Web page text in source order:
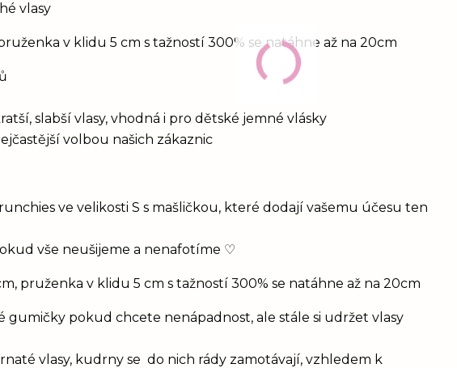
vlasy
v klidu 5 cm s tažností 300% se natáhne až na 20cm
slabší vlasy, vhodná i pro dětské jemné vlásky
volbou našich zákaznic
ve velikosti S s mašličkou, které dodají vašemu účesu ten
vše neušijeme a nenafotíme ♡
pruženka v klidu 5 cm s tažností 300% se natáhne až na 20cm
gumičky pokud chcete nenápadnost, ale stále si udržet vlasy
vlasy, kudrny se do nich rády zamotávají, vzhledem k